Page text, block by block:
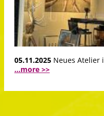
05.11.2025 Neues Atelier
...more >>